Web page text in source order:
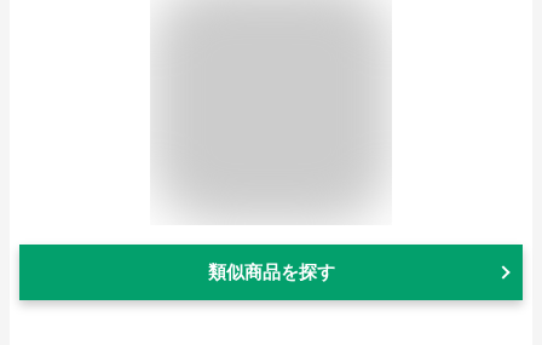
類似商品を探す